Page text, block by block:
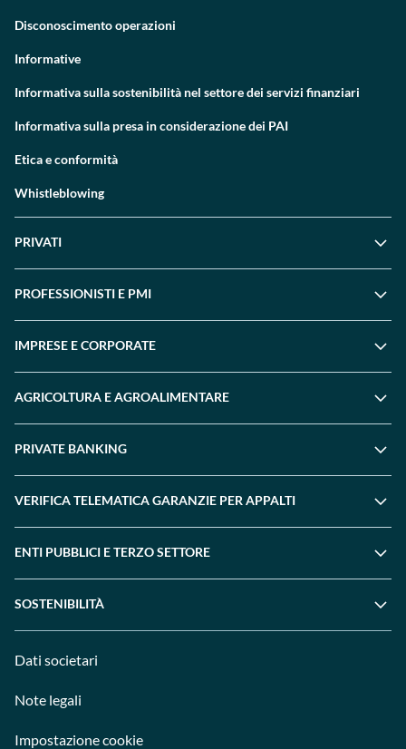
Disconoscimento operazioni
Informative
Informativa sulla sostenibilità nel settore dei servizi finanziari
Informativa sulla presa in considerazione dei PAI
Etica e conformità
Whistleblowing
PRIVATI
PROFESSIONISTI E PMI
IMPRESE E CORPORATE
AGRICOLTURA E AGROALIMENTARE
PRIVATE BANKING
VERIFICA TELEMATICA GARANZIE PER APPALTI
ENTI PUBBLICI E TERZO SETTORE
SOSTENIBILITÀ
Dati societari
Note legali
Impostazione cookie